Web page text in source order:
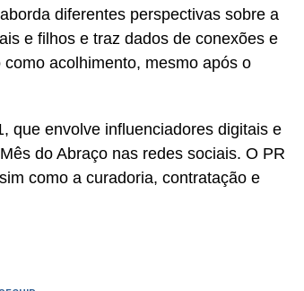
diferentes perspectivas sobre a
e filhos e traz dados de conexões e
acolhimento, mesmo após o
que envolve influenciadores digitais e
do Abraço nas redes sociais. O PR
como a curadoria, contratação e